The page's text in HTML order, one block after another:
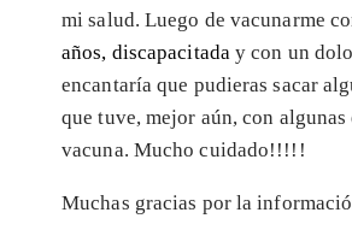
mi salud. Luego de vacunarme
años, discapacitada y con un
encantaría que pudieras sacar
que tuve, mejor aún, con
vacuna. Mucho cuidado!!!!!
Muchas gracias por la